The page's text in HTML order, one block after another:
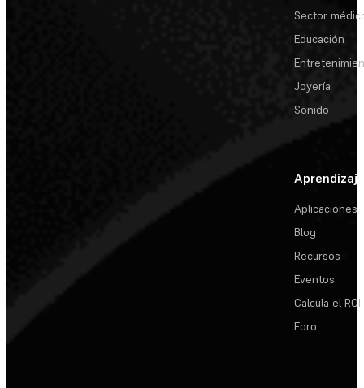
Sector
Educación
Joyería
Sonido
Aprendizaje
Aplicaciones
Blog
Recursos
Eventos
Calcula el ROI
Foro